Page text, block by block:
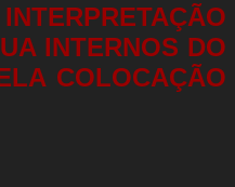
INTERNOS DO
COLOCAÇÃO